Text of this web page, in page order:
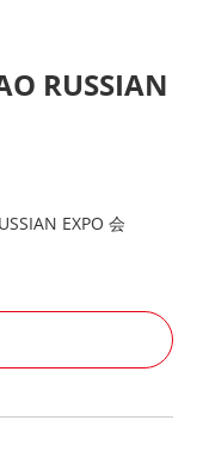
RUSSIAN
EXPO 会